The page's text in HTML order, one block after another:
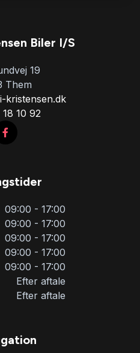
Biler I/S
19
Them
kristensen.dk
18 10 92
09:00 - 17:00
09:00 - 17:00
09:00 - 17:00
09:00 - 17:00
09:00 - 17:00
Efter aftale
Efter aftale